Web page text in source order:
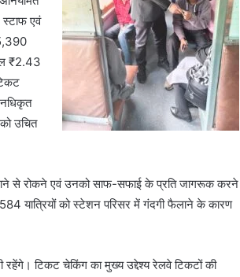
एवं
₹2.43
उचित
से रोकने एवं उनको साफ-सफाई के प्रति जागरूक करने
यात्रियों को स्टेशन परिसर में गंदगी फैलाने के कारण
टिकट चेकिंग का मुख्य उद्देश्य रेलवे टिकटों की